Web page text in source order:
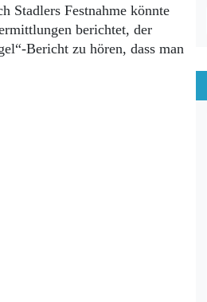
Stadlers Festnahme könnte
berichtet, der
Bericht zu hören, dass man